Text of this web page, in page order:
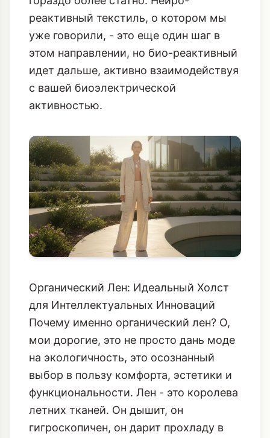
реактивный текстиль, о котором мы
уже говорили, - это еще один шаг в
этом направлении, но био-реактивный
идет дальше, активно взаимодействуя
с вашей биоэлектрической
активностью.
Органический Лен: Идеальный Холст
для Интеллектуальных Инноваций
Почему именно органический лен? О,
мои дорогие, это не просто дань моде
на экологичность, это осознанный
выбор в пользу комфорта, эстетики и
функциональности. Лен - это королева
летних тканей. Он дышит, он
гигроскопичен, он дарит прохладу в